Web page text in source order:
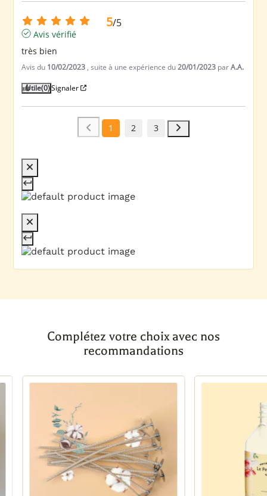
5/5
Avis vérifié
très bien
Avis du 10/02/2023 , suite à une expérience du20/01/2023 parA.A.
Utile(0)Signaler
1 2 3
Complétez votre choix avec nos
recommandations